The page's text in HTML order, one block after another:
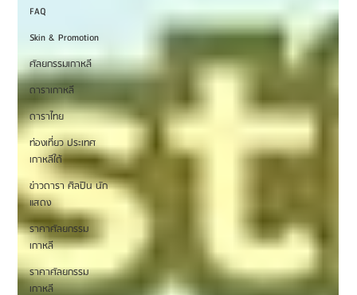
FAQ
Skin & Promotion
ศัลยกรรมเกาหลี
ดาราเกาหลี
ดาราไทย
ท่องเที่ยว ประเทศ
เกาหลีใต้
ข่าวดารา ศิลปิน นัก
แสดง
ราคาศัลยกรรม
เกาหลี
ราคาศัลยกรรม
เกาหลี